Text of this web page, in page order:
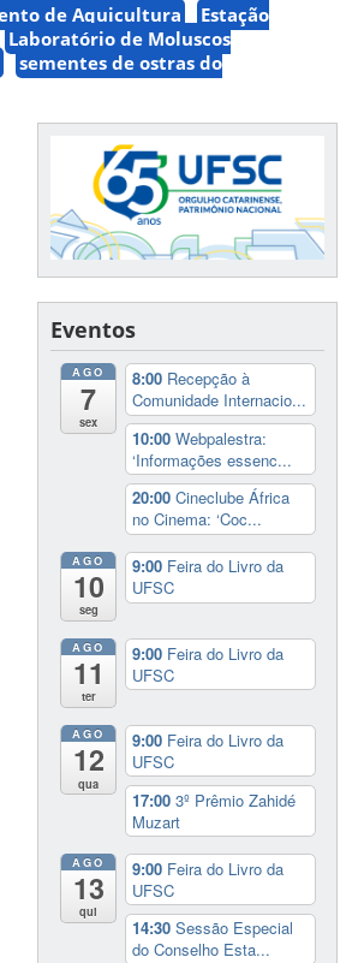
de Aquicultura
Estação
Laboratório de Moluscos
sementes de ostras do
Eventos
AGO
7
sex
8:00 Recepção à
Comunidade Internacio...
10:00Webpalestra:
‘Informações essenc...
20:00Cineclube África
no Cinema: ‘Coc...
AGO
10
seg
9:00 Feira do Livro da
UFSC
AGO
11
ter
9:00 Feira do Livro da
UFSC
AGO
12
qua
9:00 Feira do Livro da
UFSC
17:003º Prêmio Zahidé
Muzart
AGO
13
qui
9:00 Feira do Livro da
UFSC
14:30Sessão Especial
do Conselho Esta...